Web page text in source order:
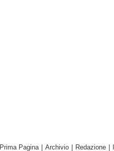
Prima Pagina Archivio Redazione